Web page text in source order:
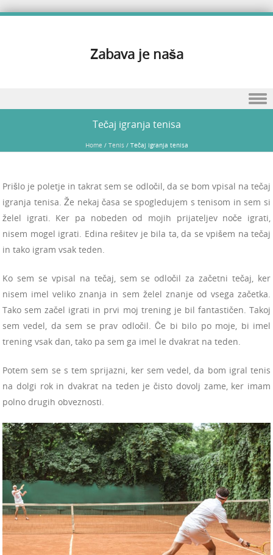
Zabava je naša
Tečaj igranja tenisa
Home /Tenis /Tečaj igranja tenisa
Prišlo je poletje in takrat sem se odločil, da se bom vpisal na tečaj
igranja tenisa. Že nekaj časa se spogledujem s tenisom in sem si
želel igrati. Ker pa nobeden od mojih prijateljev noče igrati,
nisem mogel igrati. Edina rešitev je bila ta, da se vpišem na tečaj
in tako igram vsak teden.
Ko sem se vpisal na tečaj, sem se odločil za začetni tečaj, ker
nisem imel veliko znanja in sem želel znanje od vsega začetka.
Tako sem začel igrati in prvi moj trening je bil fantastičen. Takoj
sem vedel, da sem se prav odločil. Če bi bilo po moje, bi imel
trening vsak dan, tako pa sem ga imel le dvakrat na teden.
Potem sem se s tem sprijazni, ker sem vedel, da bom igral tenis
na dolgi rok in dvakrat na teden je čisto dovolj zame, ker imam
polno drugih obveznosti.